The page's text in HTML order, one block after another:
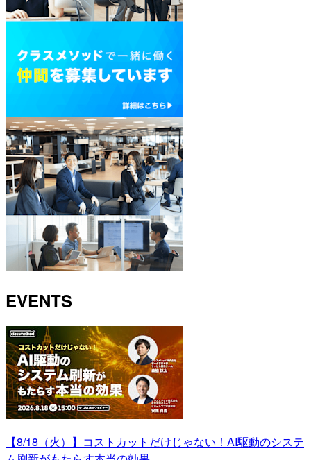
EVENTS
【8/18（火）】コストカットだけじゃない！AI駆動のシステ